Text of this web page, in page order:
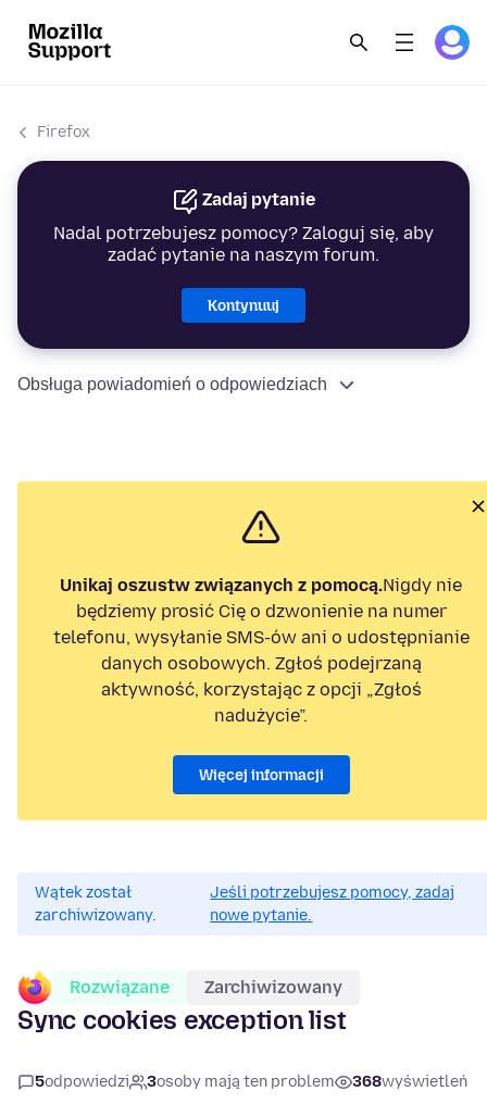
Firefox
Zadaj pytanie
Nadal potrzebujesz pomocy? Zaloguj się, aby
zadać pytanie na naszym forum.
Kontynuuj
Obsługa powiadomień o odpowiedziach
Unikaj oszustw związanych z pomocą.Nigdy nie
będziemy prosić Cię o dzwonienie na numer
telefonu, wysyłanie SMS-ów ani o udostępnianie
danych osobowych. Zgłoś podejrzaną
aktywność, korzystając z opcji „Zgłoś
nadużycie”.
Więcej informacji
Wątek został
zarchiwizowany.
Jeśli potrzebujesz pomocy, zadaj
nowe pytanie.
Rozwiązane Zarchiwizowany
Sync cookies exception list
5odpowiedzi 3osoby mają ten problem 368wyświetleń